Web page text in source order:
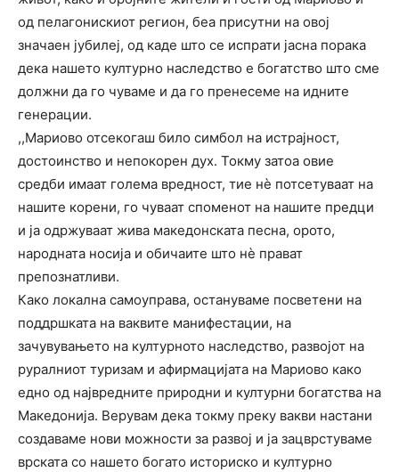
од пелагонискиот регион, беа присутни на овој
значаен јубилеј, од каде што се испрати јасна порака
дека нашето културно наследство е богатство што сме
должни да го чуваме и да го пренесеме на идните
генерации.
,,Мариово отсекогаш било симбол на истрајност,
достоинство и непокорен дух. Токму затоа овие
средби имаат голема вредност, тие нè потсетуваат на
нашите корени, го чуваат споменот на нашите предци
и ја одржуваат жива македонската песна, орото,
народната носија и обичаите што нè прават
препознатливи.
Како локална самоуправа, остануваме посветени на
поддршката на ваквите манифестации, на
зачувувањето на културното наследство, развојот на
руралниот туризам и афирмацијата на Мариово како
едно од највредните природни и културни богатства на
Македонија. Верувам дека токму преку вакви настани
создаваме нови можности за развој и ја зацврстуваме
врската со нашето богато историско и културно